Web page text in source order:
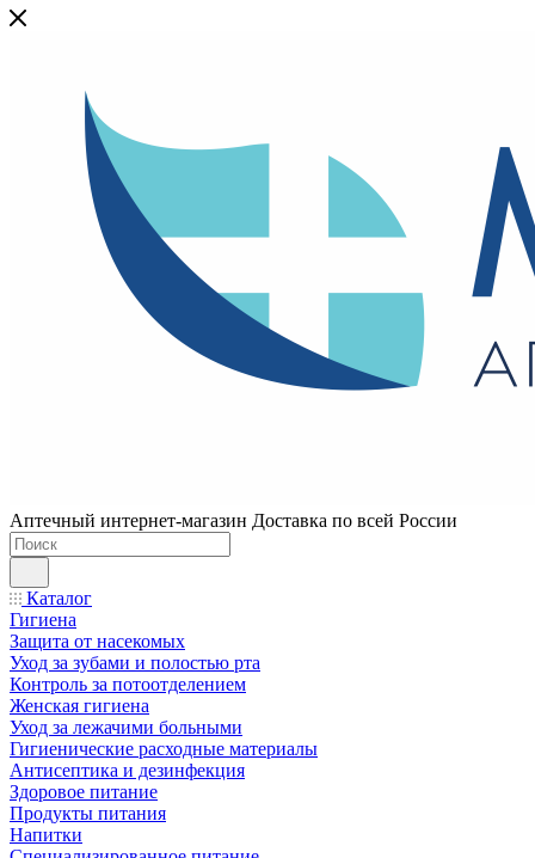
Аптечный интернет-магазин Доставка по всей России
Каталог
Гигиена
Защита от насекомых
Уход за зубами и полостью рта
Контроль за потоотделением
Женская гигиена
Уход за лежачими больными
Гигиенические расходные материалы
Антисептика и дезинфекция
Здоровое питание
Продукты питания
Напитки